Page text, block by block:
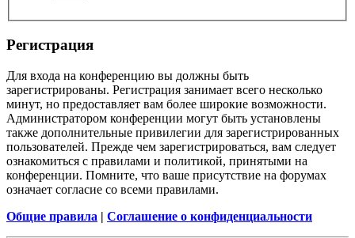
Регистрация
Для входа на конференцию вы должны быть
зарегистрированы. Регистрация занимает всего несколько
минут, но предоставляет вам более широкие возможности.
Администратором конференции могут быть установлены
также дополнительные привилегии для зарегистрированных
пользователей. Прежде чем зарегистрироваться, вам следует
ознакомиться с правилами и политикой, принятыми на
конференции. Помните, что ваше присутствие на форумах
означает согласие со всеми правилами.
Общие правила | Соглашение о конфиденциальности